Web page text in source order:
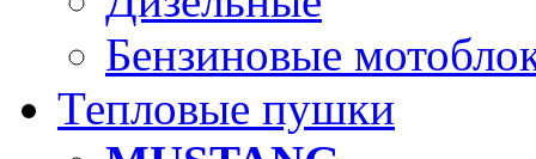
Бензиновые
Тепловые пушки